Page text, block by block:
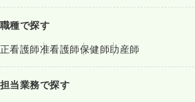
職種で探す
正看護師准看護師保健師助産師
担当業務で探す